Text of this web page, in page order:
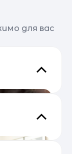
для вас